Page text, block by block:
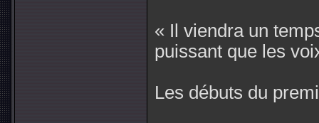
« Il viendra un
puissant que les
Les débuts du